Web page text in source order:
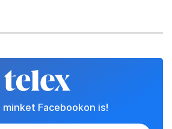
minket Facebookon is!